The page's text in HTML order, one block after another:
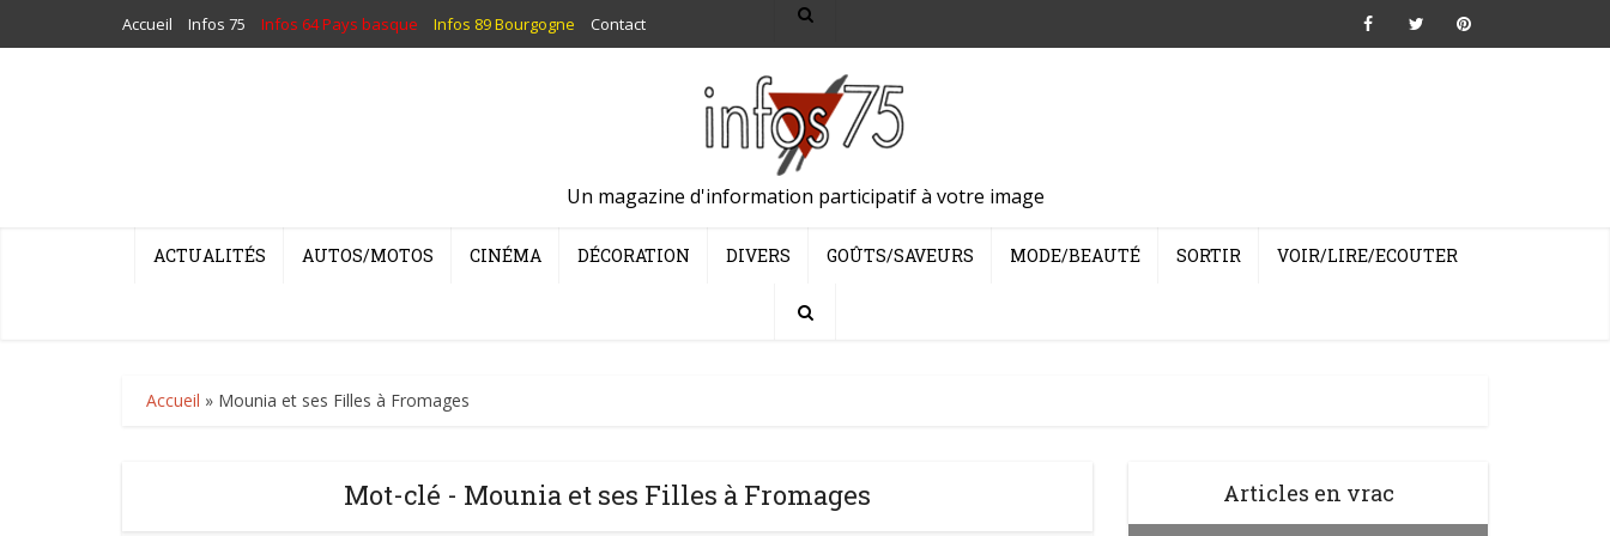
Accueil Infos 75 Infos 64 Pays basque Infos 89 Bourgogne Contact
Un magazine d'information participatif à votre image
ACTUALITÉS AUTOS/MOTOS CINÉMA DÉCORATION DIVERS GOÛTS/SAVEURS MODE/BEAUTÉ SORTIR VOIR/LIRE/ECOUTER
Accueil » Mounia et ses Filles à Fromages
Mot-clé - Mounia et ses Filles à Fromages Articles en vrac